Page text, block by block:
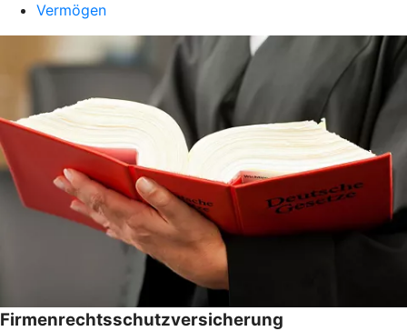
Vermögen
Firmenrechtsschutzversicherung